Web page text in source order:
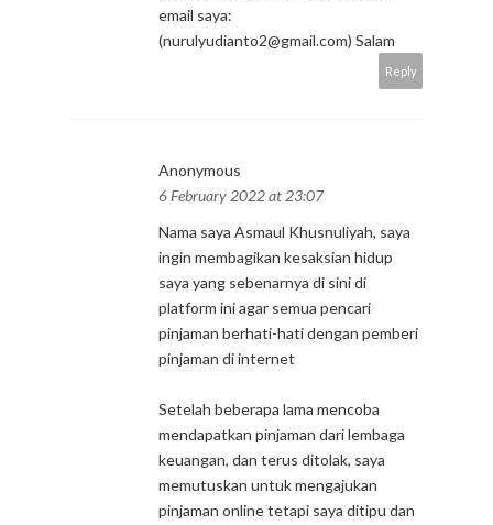
email saya:
(nurulyudianto2@gmail.com) Salam
Reply
Anonymous
6 February 2022 at 23:07
Nama saya Asmaul Khusnuliyah, saya
ingin membagikan kesaksian hidup
saya yang sebenarnya di sini di
platform ini agar semua pencari
pinjaman berhati-hati dengan pemberi
pinjaman di internet
Setelah beberapa lama mencoba
mendapatkan pinjaman dari lembaga
keuangan, dan terus ditolak, saya
memutuskan untuk mengajukan
pinjaman online tetapi saya ditipu dan